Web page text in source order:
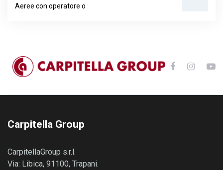
Aeree con operatore o
Carpitella Group
CarpitellaGroup s.r.l.
Via: Libica, 91100, Trapani.